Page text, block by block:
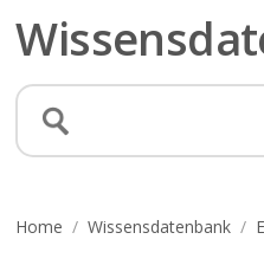
Home / Wissensdatenbank /